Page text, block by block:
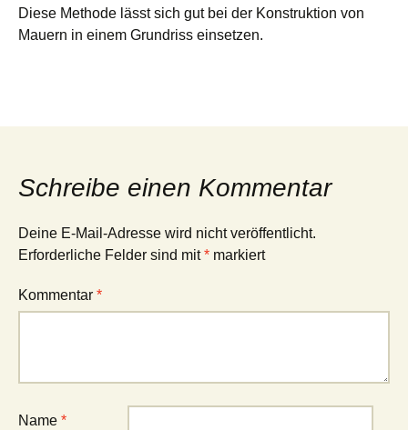
Diese Methode lässt sich gut bei der Konstruktion von
Mauern in einem Grundriss einsetzen.
Schreibe einen Kommentar
Deine E-Mail-Adresse wird nicht veröffentlicht.
Erforderliche Felder sind mit* markiert
Kommentar *
Name *